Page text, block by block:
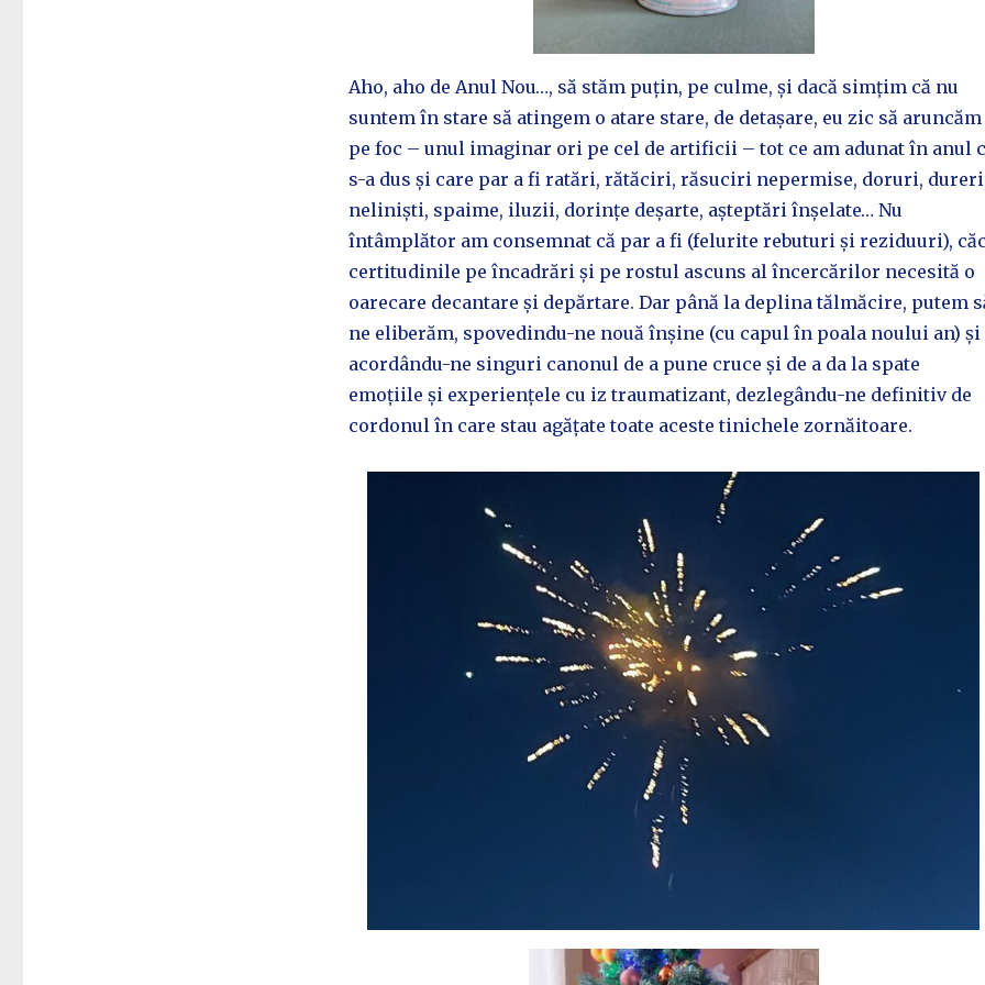
Aho, aho de Anul Nou…, să stăm puțin, pe culme, și dacă simțim că nu
suntem în stare să atingem o atare stare, de detașare, eu zic să aruncăm
pe foc – unul imaginar ori pe cel de artificii – tot ce am adunat în anul
s-a dus și care par a fi ratări, rătăciri, răsuciri nepermise, doruri,
neliniști, spaime, iluzii, dorințe deșarte, așteptări înșelate… Nu
întâmplător am consemnat că par a fi (felurite rebuturi și reziduuri),
certitudinile pe încadrări și pe rostul ascuns al încercărilor necesită o
oarecare decantare și depărtare. Dar până la deplina tălmăcire, putem
ne eliberăm, spovedindu-ne nouă înșine (cu capul în poala noului an) și
acordându-ne singuri canonul de a pune cruce și de a da la spate
emoțiile și experiențele cu iz traumatizant, dezlegându-ne definitiv de
cordonul în care stau agățate toate aceste tinichele zornăitoare.